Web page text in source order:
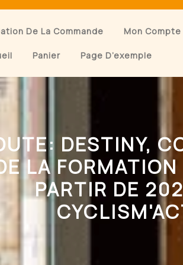
De La Commande Mon Compte
Panier Page D’exemple
DESTINY,
LA
PARTIR DE